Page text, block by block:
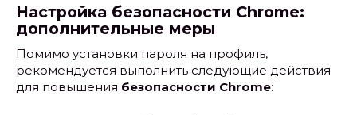
Настройка безопасности Chrome:
дополнительные меры
Помимо установки пароля на профиль,
рекомендуется выполнить следующие действия
для повышения безопасности Chrome: